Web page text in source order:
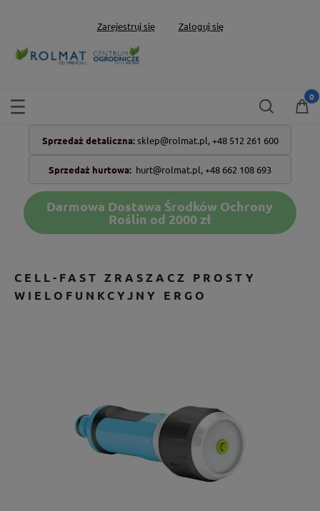
Zarejestruj się Zaloguj się
Sprzedaż detaliczna: sklep@rolmat.pl, +48 512 261 600
Sprzedaż hurtowa: hurt@rolmat.pl,+48 662 108 693
Darmowa Dostawa Środków Ochrony
Roślin od 2000 zł
CELL-FAST ZRASZACZ PROSTY
WIELOFUNKCYJNY ERGO